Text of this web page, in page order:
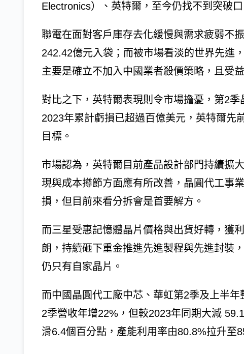
Electronics）、英特爾，至今仍找不到突破口
聯電在面對客戶庫存去化緩慢與需求疲弱不
242.42億元入袋；而被市場看淡的世界先進
主要是確立不加入中國業者殺價策略，且受
對比之下，英特爾表現則令市場擔憂，第2
2023年累計虧損已超過百億美元，英特爾先
目標。
市場認為，英特爾目前產品設計部門持續擴
現與成本撙節方面應有所改善，晶圓代工事
損，但目前來看分拆會是首要解方。
而三星受惠記憶體晶片價格與出貨好轉，獲
朗，持續砸下重金推進先進製程與先進封裝
仍只有自家晶片。
而中國晶圓代工廠中芯、華虹第2季及上半
2季營收年增22%，但較2023年同期大減
滑6.4個百分點，產能利用率由80.8%拉升至